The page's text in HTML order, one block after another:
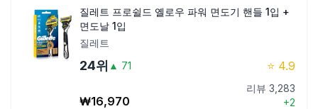
질레트 프로쉴드 옐로우 파워 면도기 핸들 1입 +
면도날 1입
질레트
24위 ▲ 71 ⭐ 4.9
₩16,970
리뷰 3,283
+2